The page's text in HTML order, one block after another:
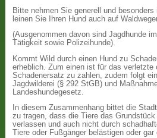
Bitte nehmen Sie generell und
leinen Sie Ihren Hund auch auf
(Ausgenommen davon sind Jagdhunde
Tätigkeit sowie Polizeihunde).
Kommt Wild durch einen Hund zu
erheblich. Zum einen ist für das verletzte
Schadenersatz zu zahlen, zudem folgt
Jagdwilderei (§ 292 StGB) und
Landeshundegesetz.
In diesem Zusammenhang bittet die
zu tragen, dass die Tiere das
verlassen und auch nicht durch
Tiere oder Fußgänger belästigen oder gar